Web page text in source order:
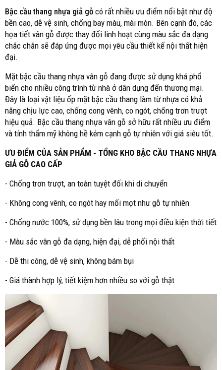
Bậc cầu thang nhựa giả gỗ có rất nhiều ưu điểm nổi bật như độ
bền cao, dễ vệ sinh, chống bay màu, mài mòn. Bên cạnh đó, các
họa tiết vân gỗ được thay đổi linh hoạt cùng màu sắc đa dạng
chắc chắn sẽ đáp ứng được mọi yêu cầu thiết kế nội thất hiện
đại.
Mặt bậc cầu thang nhựa vân gỗ đang được sử dụng khá phổ
biến cho nhiều công trình từ nhà ở dân dụng đến thương mại.
Đây là loại vật liệu ốp mặt bậc cầu thang làm từ nhựa có khả
năng chịu lực cao, chống cong vênh, co ngót, chống trơn trượt
hiệu quả. Bậc cầu thang nhựa vân gỗ sở hữu rất nhiều ưu điểm
và tính thẩm mỹ không hề kém cạnh gỗ tự nhiên với giá siêu tốt.
ƯU ĐIỂM CỦA SẢN PHẨM - TỔNG KHO BẬC CẦU THANG NHỰA
GIẢ GỖ CAO CẤP
- Chống trơn trượt, an toàn tuyệt đối khi di chuyển
- Không cong vênh, co ngót hay mối mọt như gỗ tự nhiên
- Chống nước 100%, sử dụng bền lâu trong mọi điều kiện thời tiết
- Màu sắc vân gỗ đa dạng, hiện đại, dễ phối nội thất
- Dễ thi công, dễ vệ sinh, không bám bụi
- Giá thành hợp lý, tiết kiệm hơn nhiều so với gỗ thật